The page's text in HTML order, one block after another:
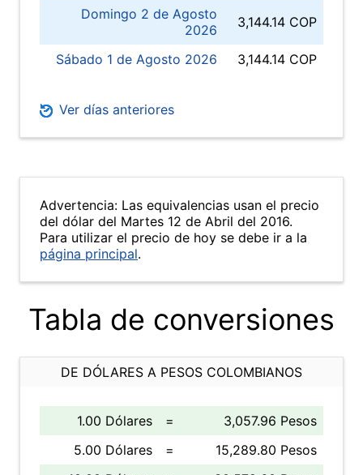
Domingo 2 de Agosto
2026
3,144.14 COP
Sábado 1 de Agosto 2026 3,144.14 COP
Ver días anteriores
Advertencia: Las equivalencias usan el precio
del dólar del Martes 12 de Abril del 2016.
Para utilizar el precio de hoy se debe ir a la
página principal.
Tabla de conversiones
DE DÓLARES A PESOS COLOMBIANOS
1.00 Dólares =
3,057.96 Pesos
5.00 Dólares
=
15,289.80 Pesos